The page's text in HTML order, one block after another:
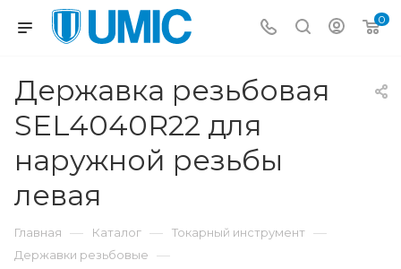
0
Державка резьбовая
SEL4040R22 для
наружной резьбы
левая
Главная — Каталог — Токарный инструмент —
Державки резьбовые —